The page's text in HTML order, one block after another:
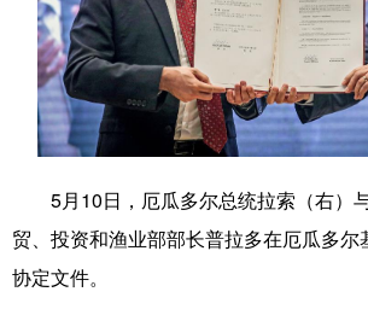
访谈 视频 图片
法律 中央文件 金融
食品 人居 信息化
彩票
5月10日，厄瓜多尔总统拉索（右）
贸、投资和渔业部部长普拉多在厄瓜多尔
协定文件。